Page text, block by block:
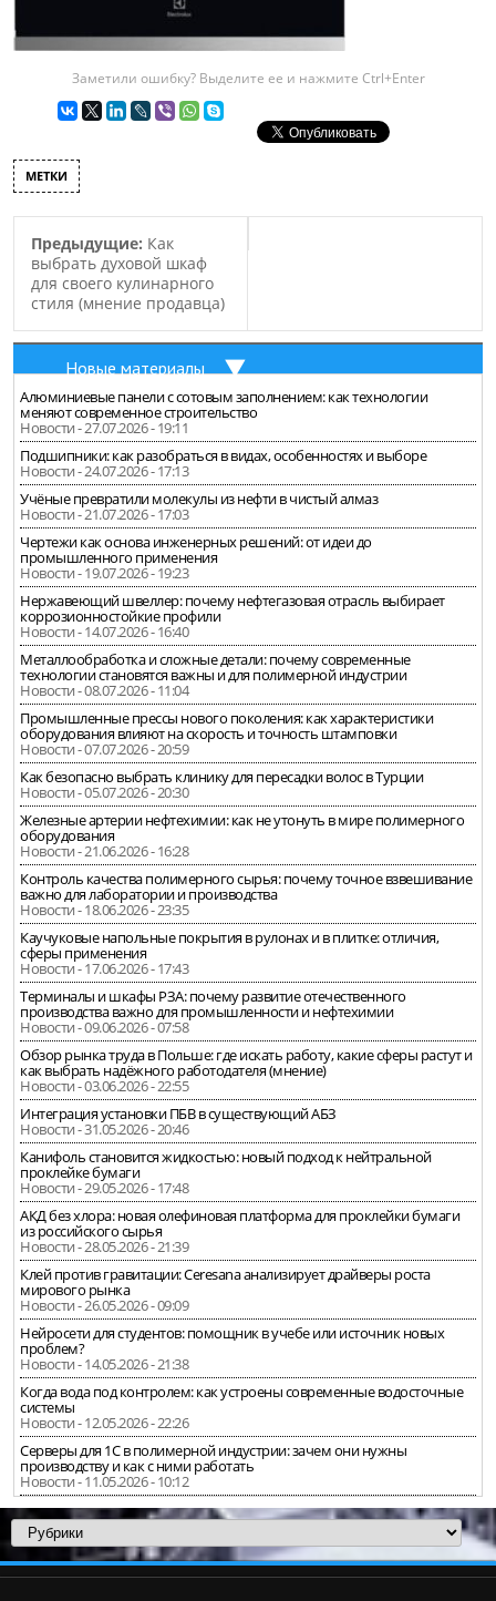
Заметили ошибку? Выделите ее и нажмите Ctrl+Enter
МЕТКИ
Предыдущие: Как
выбрать духовой шкаф
для своего кулинарного
стиля (мнение продавца)
Новые материалы
Алюминиевые панели с сотовым заполнением: как технологии
меняют современное строительство
Новости - 27.07.2026 - 19:11
Подшипники: как разобраться в видах, особенностях и выборе
Новости - 24.07.2026 - 17:13
Учёные превратили молекулы из нефти в чистый алмаз
Новости - 21.07.2026 - 17:03
Чертежи как основа инженерных решений: от идеи до
промышленного применения
Новости - 19.07.2026 - 19:23
Нержавеющий швеллер: почему нефтегазовая отрасль выбирает
коррозионностойкие профили
Новости - 14.07.2026 - 16:40
Металлообработка и сложные детали: почему современные
технологии становятся важны и для полимерной индустрии
Новости - 08.07.2026 - 11:04
Промышленные прессы нового поколения: как характеристики
оборудования влияют на скорость и точность штамповки
Новости - 07.07.2026 - 20:59
Как безопасно выбрать клинику для пересадки волос в Турции
Новости - 05.07.2026 - 20:30
Железные артерии нефтехимии: как не утонуть в мире полимерного
оборудования
Новости - 21.06.2026 - 16:28
Контроль качества полимерного сырья: почему точное взвешивание
важно для лаборатории и производства
Новости - 18.06.2026 - 23:35
Каучуковые напольные покрытия в рулонах и в плитке: отличия,
сферы применения
Новости - 17.06.2026 - 17:43
Терминалы и шкафы РЗА: почему развитие отечественного
производства важно для промышленности и нефтехимии
Новости - 09.06.2026 - 07:58
Обзор рынка труда в Польше: где искать работу, какие сферы растут и
как выбрать надёжного работодателя (мнение)
Новости - 03.06.2026 - 22:55
Интеграция установки ПБВ в существующий АБЗ
Новости - 31.05.2026 - 20:46
Канифоль становится жидкостью: новый подход к нейтральной
проклейке бумаги
Новости - 29.05.2026 - 17:48
АКД без хлора: новая олефиновая платформа для проклейки бумаги
из российского сырья
Новости - 28.05.2026 - 21:39
Клей против гравитации: Ceresana анализирует драйверы роста
мирового рынка
Новости - 26.05.2026 - 09:09
Нейросети для студентов: помощник в учебе или источник новых
проблем?
Новости - 14.05.2026 - 21:38
Когда вода под контролем: как устроены современные водосточные
системы
Новости - 12.05.2026 - 22:26
Серверы для 1С в полимерной индустрии: зачем они нужны
производству и как с ними работать
Новости - 11.05.2026 - 10:12